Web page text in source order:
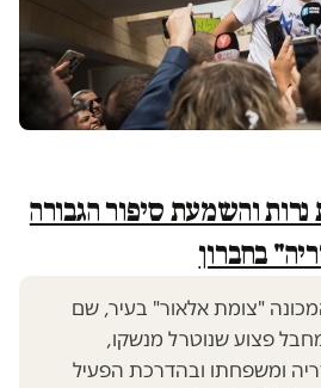
והשמעת סיפור הגבורה
בחברון
"צומת אלאור" בעיר, שם
פצוע שנוטרל מנשקו,
ומשפחתו ובהדרכת הפעיל